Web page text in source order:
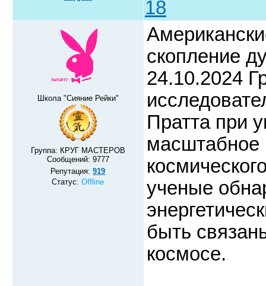
18
Школа "Сияние Рейки"
Группа: КРУГ МАСТЕРОВ
Сообщений: 9777
Репутация:919
Статус:Offline
скопление
24.10.2024
Пратта при
масштабное
ученые
быть
космосе.